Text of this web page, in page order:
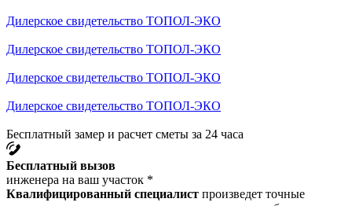
Дилерское свидетельство ТОПОЛ-ЭКО
Дилерское свидетельство ТОПОЛ-ЭКО
Дилерское свидетельство ТОПОЛ-ЭКО
Дилерское свидетельство ТОПОЛ-ЭКО
Бесплатный замер и расчет сметы за 24 часа
Бесплатный вызов
инженера на ваш участок *
Квалифицированный специалист произведет точные